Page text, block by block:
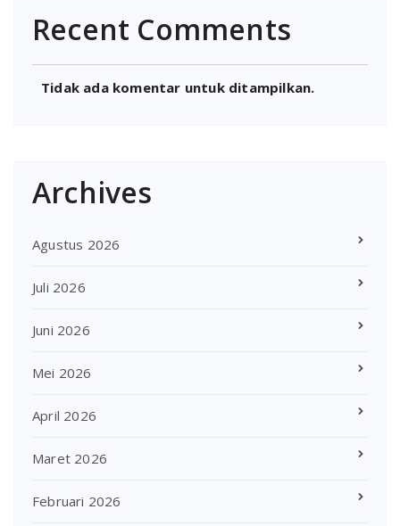
Recent Comments
Tidak ada komentar untuk ditampilkan.
Archives
Agustus 2026
Juli 2026
Juni 2026
Mei 2026
April 2026
Maret 2026
Februari 2026